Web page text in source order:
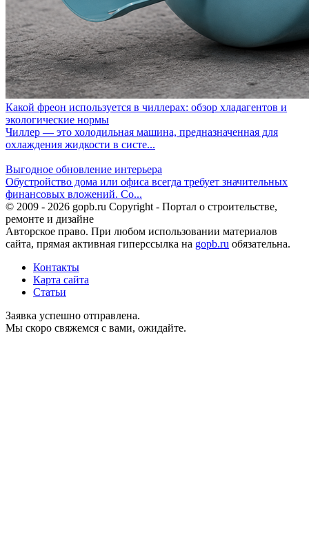
Какой фреон используется в чиллерах: обзор хладагентов и
экологические нормы
Чиллер — это холодильная машина, предназначенная для
охлаждения жидкости в систе...
Выгодное обновление интерьера
Обустройство дома или офиса всегда требует значительных
финансовых вложений. Со...
© 2009 - 2026 gopb.ru Copyright - Портал о строительстве,
ремонте и дизайне
Авторское право. При любом использовании материалов
сайта, прямая активная гиперссылка на gopb.ru обязательна.
Контакты
Карта сайта
Статьи
Заявка успешно отправлена.
Мы скоро свяжемся с вами, ожидайте.